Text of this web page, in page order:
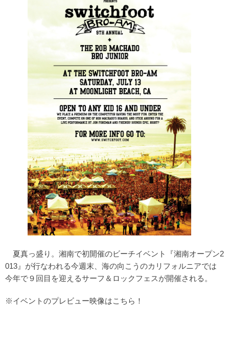
夏真っ盛り。湘南で初開催のビーチイベント『湘南オープン2
013』が行なわれる今週末、海の向こうのカリフォルニアでは
今年で９回目を迎えるサーフ＆ロックフェスが開催される。
※イベントのプレビュー映像はこちら！